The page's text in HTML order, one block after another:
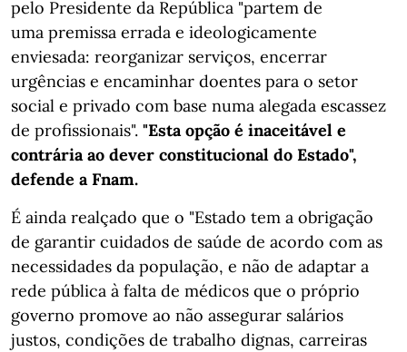
pelo Presidente da República "partem de
uma premissa errada e ideologicamente
enviesada: reorganizar serviços, encerrar
urgências e encaminhar doentes para o setor
social e privado com base numa alegada escassez
de profissionais". "Esta opção é inaceitável e
contrária ao dever constitucional do Estado",
defende a Fnam.
É ainda realçado que o "Estado tem a obrigação
de garantir cuidados de saúde de acordo com as
necessidades da população, e não de adaptar a
rede pública à falta de médicos que o próprio
governo promove ao não assegurar salários
justos, condições de trabalho dignas, carreiras